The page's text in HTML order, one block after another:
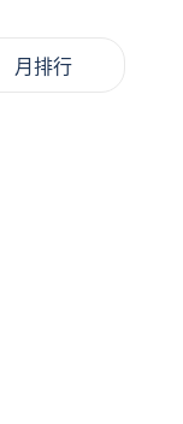
月排行